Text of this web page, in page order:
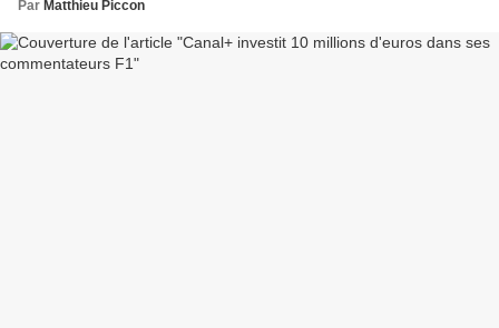
Par Matthieu Piccon